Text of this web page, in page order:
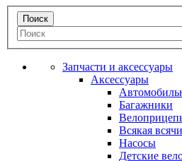
Запчасти и аксессуары
Аксессуары
Багажники
Всякая
Насосы
Детские